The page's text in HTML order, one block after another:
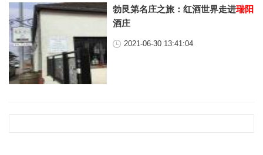
勃艮第名庄之旅：红酒世界走进瑞阳
酒庄
2021-06-30 13:41:04